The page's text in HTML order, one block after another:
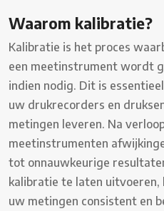
Waarom kalibratie?
Kalibratie is het proces
een meetinstrument wordt
indien nodig. Dit is
uw drukrecorders en
metingen leveren. Na
meetinstrumenten
tot onnauwkeurige
kalibratie te laten uitvoeren,
uw metingen consistent en